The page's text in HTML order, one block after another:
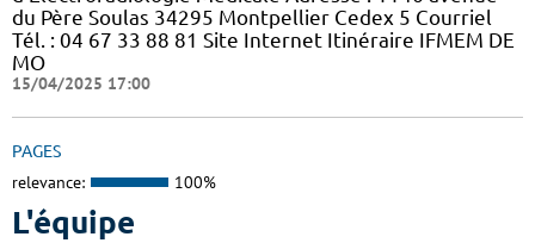
du Père Soulas 34295 Montpellier Cedex 5 Courriel
Tél. : 04 67 33 88 81 Site Internet Itinéraire IFMEM DE
MO
15/04/2025 17:00
PAGES
relevance: 100%
L'équipe